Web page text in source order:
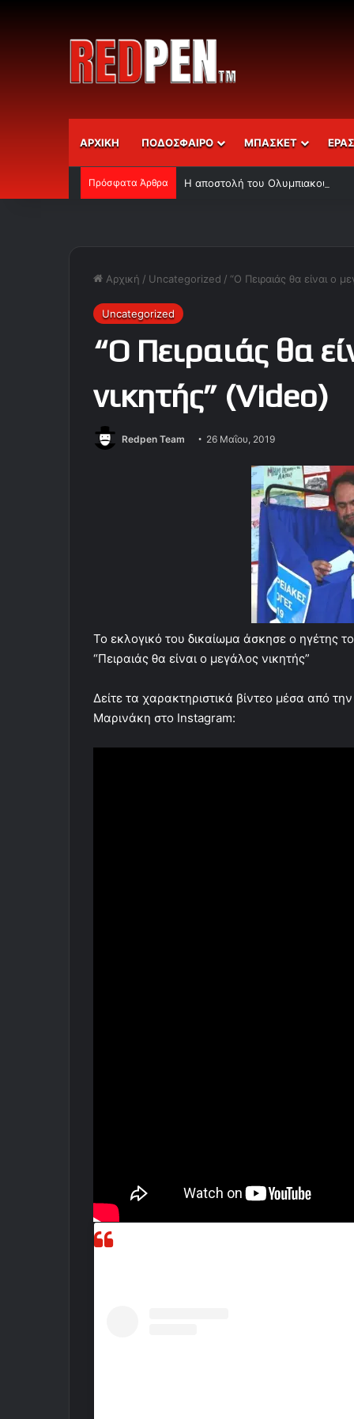
ΑΡΧΙΚΗ ΠΟΔΟΣΦΑΙΡΟ ΜΠΑΣΚΕΤ
Πρόσφατα Άρθρα Η αποστολή του Ολυμπιακού
Αρχική / Uncategorized / “O Πειραιάς θα είναι ο
Uncategorized
“O Πειραιάς θα
νικητής” (Video)
Redpen Team 26 Μαΐου, 2019
Το εκλογικό του δικαίωμα άσκησε ο ηγέτης
“Πειραιάς θα είναι ο μεγάλος νικητής”
Δείτε τα χαρακτηριστικά βίντεο μέσα από
Μαρινάκη στο Instagram: